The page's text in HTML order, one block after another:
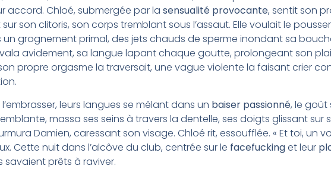
accord. Chloé, submergée par la sensualité provocante, sentit son
son clitoris, son corps tremblant sous l’assaut. Elle voulait le
grognement primal, des jets chauds de sperme inondant sa
avidement, sa langue lapant chaque goutte, prolongeant son
propre orgasme la traversait, une vague violente la faisant crier
leurs langues se mêlant dans un baiser passionné, le goût
massa ses seins à travers la dentelle, ses doigts glissant sur
Damien, caressant son visage. Chloé rit, essoufflée. « Et toi, un
Cette nuit dans l’alcôve du club, centrée sur le facefuckinget leur
savaient prêts à raviver.